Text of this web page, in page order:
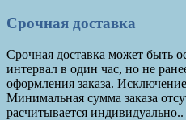
Срочная доставка
Срочная доставка может быть
интервал в один час, но не
оформления заказа.
Минимальная сумма заказа
расчитывается индивидуально..